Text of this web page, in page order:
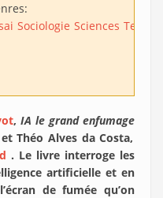
Sociologie Sciences
, IA le grand enfumage
Théo Alves da Costa,
. Le livre interroge les
artificielle et en
de fumée qu’on